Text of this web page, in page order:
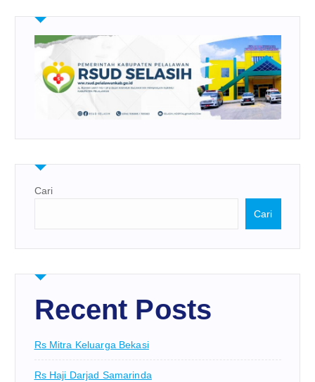
Cari
Cari
Recent Posts
Rs Mitra Keluarga Bekasi
Rs Haji Darjad Samarinda